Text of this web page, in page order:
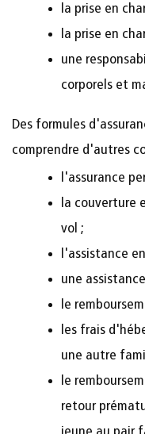
la prise en
la prise en
une
corporels et
Des formules
comprendre d'autres
l'assurance
la couverture
vol ;
l'assistance
une
le
les frais
une autre
le
retour